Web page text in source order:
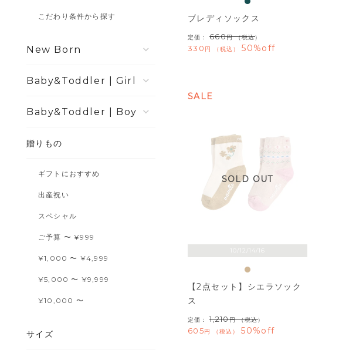
こだわり条件から探す
New Born
Girl
Boy
贈りもの
ギフトにおすすめ
出産祝い
スペシャル
ご予算 〜 ¥999
¥1,000 〜 ¥4,999
¥5,000 〜 ¥9,999
¥10,000 〜
サイズ
ブレディソックス
定価： 660 （税込）
330 税込 50%off
10/12/14/16
SOLD OUT
SALE
【2点セット】シエラソック
ス
定価： 1,210 （税込）
605 税込 50%off